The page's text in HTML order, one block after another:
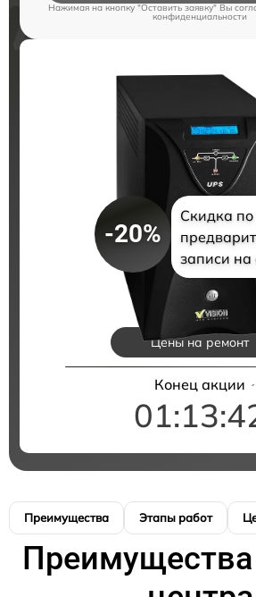
Нажимая на кнопку "Оставить заявку" Вы
конфиденциальности
-20%
Скидка по
записи на
Цены на ремонт
Конец акции
Преимущества Этапы работ
Преимущества